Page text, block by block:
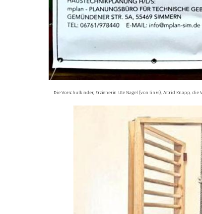
Die Vorschulkinder, Erzieherin Ute Nagel (von links), Astrid Knapp,